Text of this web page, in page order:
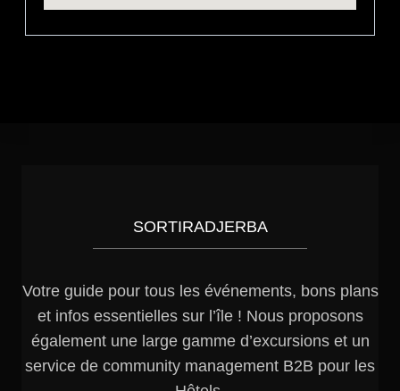
SORTIRADJERBA
Votre guide pour tous les événements, bons plans
et infos essentielles sur l’île ! Nous proposons
également une large gamme d’excursions et un
service de community management B2B pour les